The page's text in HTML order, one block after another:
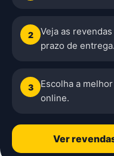
2
Veja as
prazo de entrega.
3
Escolha a
online.
Ver